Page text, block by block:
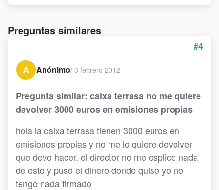
Preguntas similares
#4
A
Anónimo/ 3 febrero 2012
Pregunta similar: caixa terrasa no me quiere
devolver 3000 euros en emisiones propias
hola la caixa terrasa tienen 3000 euros en
emisiones propias y no me lo quiere devolver
que devo hacer. el director no me esplico nada
de esto y puso el dinero donde quiso yo no
tengo nada firmado